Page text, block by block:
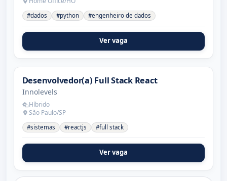
#dados #python #engenheiro de dados
Ver vaga
Desenvolvedor(a) Full Stack React
Innolevels
Híbrido
São Paulo/SP
#sistemas #reactjs #full stack
Ver vaga